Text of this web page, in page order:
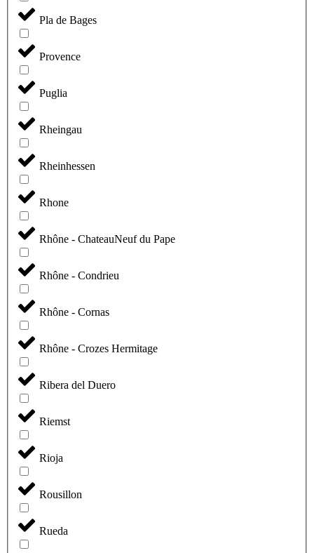
Pla de Bages
Provence
Puglia
Rheingau
Rheinhessen
Rhone
Rhône - ChateauNeuf du Pape
Rhône - Condrieu
Rhône - Cornas
Rhône - Crozes Hermitage
Ribera del Duero
Riemst
Rioja
Rousillon
Rueda